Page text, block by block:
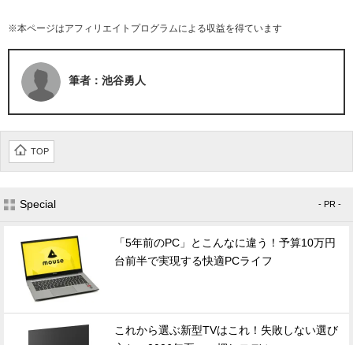
※本ページはアフィリエイトプログラムによる収益を得ています
筆者：池谷勇人
TOP
Special - PR -
「5年前のPC」とこんなに違う！予算10万円
台前半で実現する快適PCライフ
これから選ぶ新型TVはこれ！失敗しない選び